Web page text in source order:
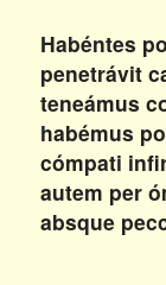
Habéntes
penetrávit
teneámus
habémus
cómpati
autem per
absque